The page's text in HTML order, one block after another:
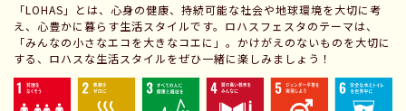
「LOHAS」とは、心身の健康、持続可能な社会や地球環境を大切に考
え、心豊かに暮らす生活スタイルです。ロハスフェスタのテーマは、
「みんなの小さなエコを大きなコエに」。かけがえのないものを大切に
する、ロハスな生活スタイルをぜひ一緒に楽しみましょう！